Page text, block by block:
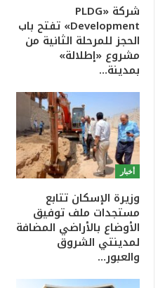
شركة «PLDG
Development» تفتح باب
الحجز للمرحلة الثانية من
مشروع «إطلالة»
بمدينة…
أخبار
وزيرة الإسكان تتابع
مستجدات ملف توفيق
الأوضاع بالأراضي المضافة
لمدينتي الشروق
والعبور…